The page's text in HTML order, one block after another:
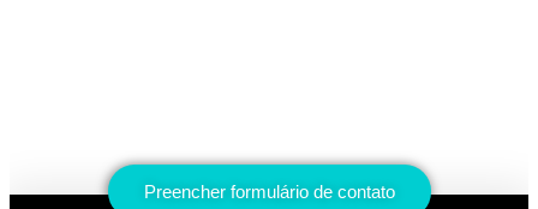
Preencher formulário de contato